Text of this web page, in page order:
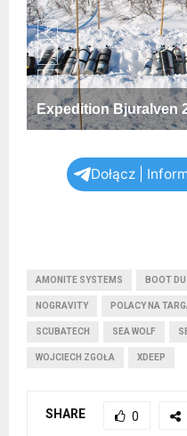
Expedition Bjuralven
Dołącz |
AMONITE SYSTEMS BOOT
NOGRAVITY POLACY NA
SCUBATECH SEA WOLF
WOJCIECH ZGOŁA XDEEP
SHARE 0